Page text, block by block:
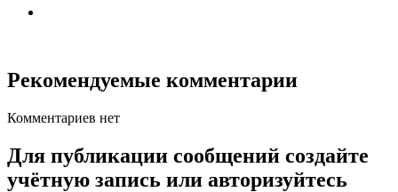
Рекомендуемые комментарии
Комментариев нет
Для публикации сообщений создайте
учётную запись или авторизуйтесь